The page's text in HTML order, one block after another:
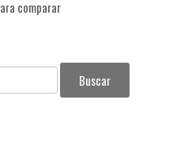
comparar
Buscar